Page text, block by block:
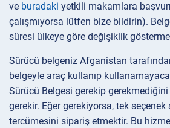
ve buradaki yetkili makamlara
çalışmıyorsa lütfen bize bildirin).
süresi ülkeye göre değişiklik
Sürücü belgeniz Afganistan
belgeyle araç kullanıp
Sürücü Belgesi gerekip
gerekir. Eğer gerekiyorsa, tek
tercümesini sipariş etmektir. Bu